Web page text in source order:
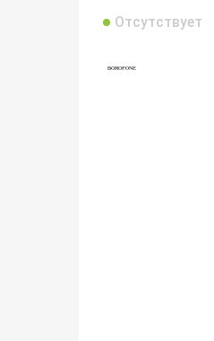
Отсутствует